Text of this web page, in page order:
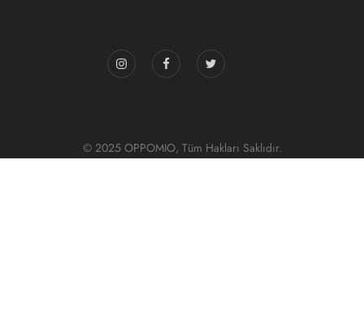
© 2025 OPPOMIO, Tüm Hakları Saklıdır.